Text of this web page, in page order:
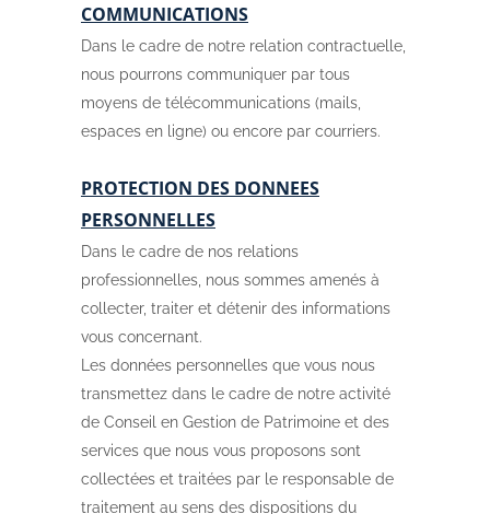
COMMUNICATIONS
Dans le cadre de notre relation contractuelle,
nous pourrons communiquer par tous
moyens de télécommunications (mails,
espaces en ligne) ou encore par courriers.
PROTECTION DES DONNEES
PERSONNELLES
Dans le cadre de nos relations
professionnelles, nous sommes amenés à
collecter, traiter et détenir des informations
vous concernant.
Les données personnelles que vous nous
transmettez dans le cadre de notre activité
de Conseil en Gestion de Patrimoine et des
services que nous vous proposons sont
collectées et traitées par le responsable de
traitement au sens des dispositions du